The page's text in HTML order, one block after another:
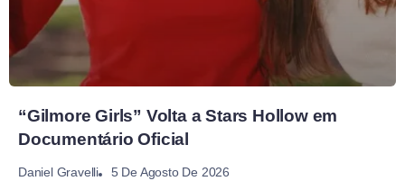
“Gilmore Girls” Volta a Stars Hollow em
Documentário Oficial
Daniel Gravelli 5 De Agosto De 2026